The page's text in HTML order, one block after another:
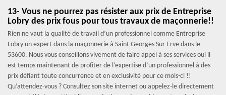
13- Vous ne pourrez pas résister aux prix de Entreprise
Lobry des prix fous pour tous travaux de maçonnerie!!
Rien ne vaut la qualité de travail d’un professionnel comme Entreprise
Lobry un expert dans la maçonnerie à Saint Georges Sur Erve dans le
53600. Nous vous conseillons vivement de faire appel à ses services oui il
est temps maintenant de profiter de l’expertise d’un professionnel à des
prix défiant toute concurrence et en exclusivité pour ce mois-ci !!
Qu’attendez-vous ? Consultez son site internet ou appelez-le directement